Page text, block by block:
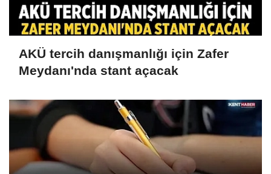
AKÜ tercih danışmanlığı için Zafer
Meydanı'nda stant açacak